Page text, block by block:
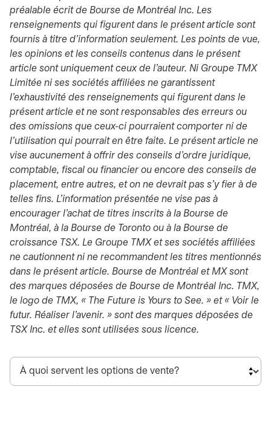
préalable écrit de Bourse de Montréal Inc. Les
renseignements qui figurent dans le présent article sont
fournis à titre d’information seulement. Les points de vue,
les opinions et les conseils contenus dans le présent
article sont uniquement ceux de l’auteur. Ni Groupe TMX
Limitée ni ses sociétés affiliées ne garantissent
l’exhaustivité des renseignements qui figurent dans le
présent article et ne sont responsables des erreurs ou
des omissions que ceux-ci pourraient comporter ni de
l’utilisation qui pourrait en être faite. Le présent article ne
vise aucunement à offrir des conseils d’ordre juridique,
comptable, fiscal ou financier ou encore des conseils de
placement, entre autres, et on ne devrait pas s’y fier à de
telles fins. L’information présentée ne vise pas à
encourager l’achat de titres inscrits à la Bourse de
Montréal, à la Bourse de Toronto ou à la Bourse de
croissance TSX. Le Groupe TMX et ses sociétés affiliées
ne cautionnent ni ne recommandent les titres mentionnés
dans le présent article. Bourse de Montréal et MX sont
des marques déposées de Bourse de Montréal Inc. TMX,
le logo de TMX, « The Future is Yours to See. » et « Voir le
futur. Réaliser l’avenir. » sont des marques déposées de
TSX Inc. et elles sont utilisées sous licence.